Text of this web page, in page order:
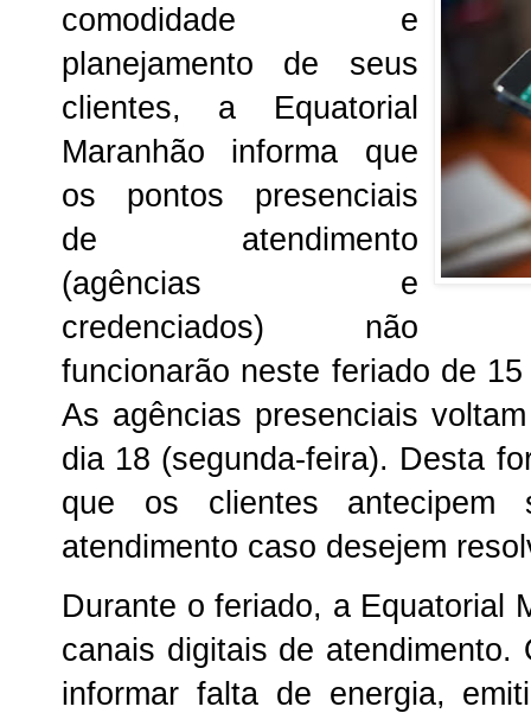
comodidade e
planejamento de seus
clientes, a Equatorial
Maranhão informa que
os pontos presenciais
de atendimento
(agências e
credenciados) não
funcionarão neste feriado de
As agências presenciais
dia 18 (segunda-feira). Desta
que os clientes
atendimento caso desejem
Durante o feriado, a Equatorial
canais digitais de atendimento.
informar falta de energia,